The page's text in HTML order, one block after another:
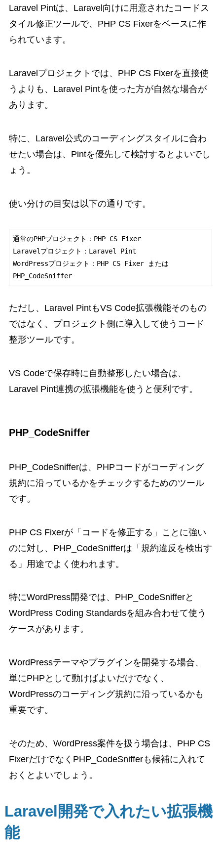
Laravel Pintは、Laravel向けに用意されたコードス
タイル修正ツールで、PHP CS Fixerをベースに作
られています。
Laravelプロジェクトでは、PHP CS Fixerを直接使
うよりも、Laravel Pintを使った方が自然な場合が
あります。
特に、Laravel公式のコーディングスタイルに合わ
せたい場合は、Pintを優先して検討するとよいでし
ょう。
使い分けの目安は以下の通りです。
通常のPHPプロジェクト：PHP CS Fixer
Laravelプロジェクト：Laravel Pint
WordPressプロジェクト：PHP CS Fixer または
PHP_CodeSniffer
ただし、Laravel PintもVS Code拡張機能そのもの
ではなく、プロジェクト側に導入して使うコード
整形ツールです。
VS Codeで保存時に自動整形したい場合は、
Laravel Pint連携の拡張機能を使うと便利です。
PHP_CodeSniffer
PHP_CodeSnifferは、PHPコードがコーディング
規約に沿っているかをチェックするためのツール
です。
PHP CS Fixerが「コードを修正する」ことに強い
のに対し、PHP_CodeSnifferは「規約違反を検出す
る」用途でよく使われます。
特にWordPress開発では、PHP_CodeSnifferと
WordPress Coding Standardsを組み合わせて使う
ケースがあります。
WordPressテーマやプラグインを開発する場合、
単にPHPとして動けばよいだけでなく、
WordPressのコーディング規約に沿っているかも
重要です。
そのため、WordPress案件を扱う場合は、PHP CS
FixerだけでなくPHP_CodeSnifferも候補に入れて
おくとよいでしょう。
Laravel開発で入れたい拡張機
能